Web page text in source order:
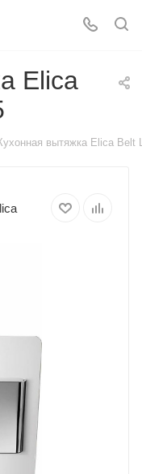
Elica
вытяжка Elica Belt